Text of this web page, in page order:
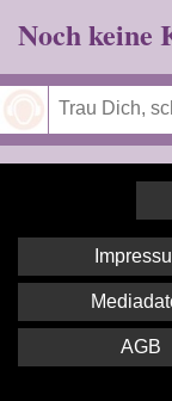
Noch keine
AGB